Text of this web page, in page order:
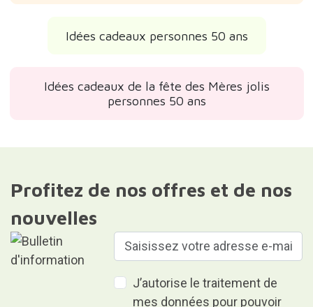
Idées cadeaux personnes 50 ans
Idées cadeaux de la fête des Mères jolis
personnes 50 ans
Profitez de nos offres et de nos
nouvelles
J’autorise le traitement de
mes données pour pouvoir